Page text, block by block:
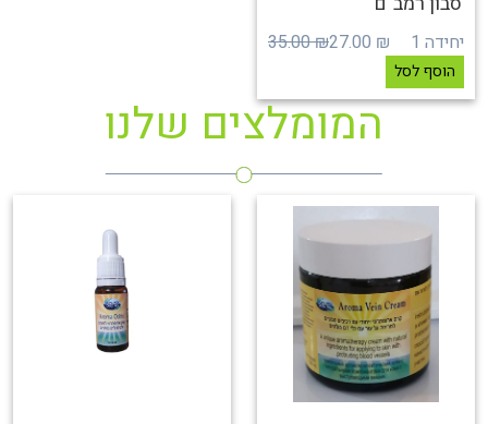
יחידה 1 ₪ 27.00
₪ 35.00
הוסף לסל
המומלצים שלנו